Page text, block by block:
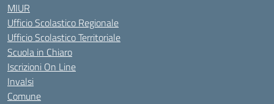
MIUR
Ufficio Scolastico Regionale
Ufficio Scolastico Territoriale
Scuola in Chiaro
Iscrizioni On Line
Invalsi
Comune